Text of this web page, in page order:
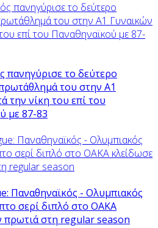
πανηγύρισε το δεύτερο
του στην Α1
την νίκη του επί του
με 87-83
Παναθηναϊκός - Ολυμπιακός
σερί διπλό στο ΟΑΚΑ
πρωτιά στη regular season